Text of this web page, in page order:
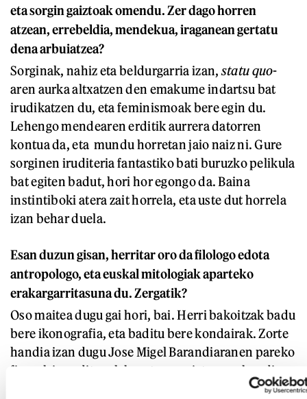
eta sorgin gaiztoak omendu. Zer dago horren
atzean, errebeldia, mendekua, iraganean gertatu
dena arbuiatzea?
Sorginak, nahiz eta beldurgarria izan, statu quo-
aren aurka altxatzen den emakume indartsu bat
irudikatzen du, eta feminismoak bere egin du.
Lehengo mendearen erditik aurrera datorren
kontua da, eta mundu horretan jaio naiz ni. Gure
sorginen iruditeria fantastiko bati buruzko pelikula
bat egiten badut, hori hor egongo da. Baina
instintiboki atera zait horrela, eta uste dut horrela
izan behar duela.
Esan duzun gisan, herritar oro da filologo edota
antropologo, eta euskal mitologiak aparteko
erakargarritasuna du. Zergatik?
Oso maitea dugu gai hori, bai. Herri bakoitzak badu
bere ikonografia, eta baditu bere kondairak. Zorte
handia izan dugu Jose Migel Barandiaranen pareko
figurak izan ditugulako, eta erregistro oso handia
dugulako gai horretan. Espainiako Estatuko beste